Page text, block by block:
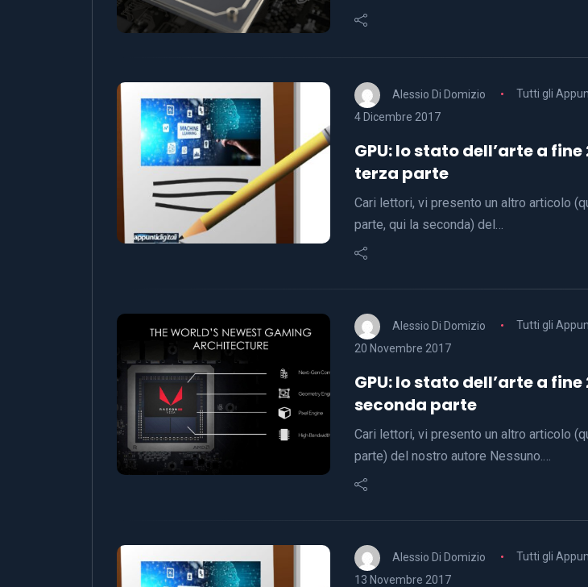
Alessio Di Domizio
Tutti gli
4 Dicembre 2017
GPU: lo stato dell’arte a fine
terza parte
Cari lettori, vi presento un altro articolo
parte, qui la seconda) del…
Alessio Di Domizio
Tutti gli
20 Novembre 2017
GPU: lo stato dell’arte a fine
seconda parte
Cari lettori, vi presento un altro articolo
parte) del nostro autore Nessuno.…
Alessio Di Domizio
Tutti gli
13 Novembre 2017